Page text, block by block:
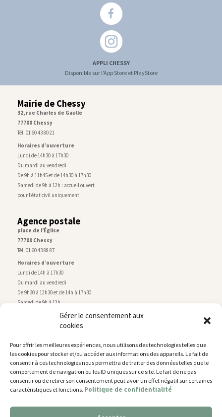
Gérer le consentement aux
cookies
Pour offrir les meilleures expériences, nous utilisons des technologies telles que
les cookies pour stocker et/ou accéder aux informations des appareils. Le fait de
consentir à ces technologies nous permettra de traiter des données telles que le
comportement de navigation ou les ID uniques sur ce site. Le fait de ne pas
consentir ou de retirer son consentement peut avoir un effet négatif sur certaines
caractéristiques et fonctions. Politique de confidentialité
APPLI CHESSY
Disponible sur l'App Store et PlayStore
Mairie de Chessy
32, rue Charles de Gaulle
77700 Chessy
Tél. 01 60 43 80 21
Horaires d’ouverture
Lundi de 14h30 à 17h30
Du mardi au vendredi
De 9h à 11h45 et de 14h30 à 17h30
Samedi de 9h à 12h : accueil ouvert
pour l’état civil uniquement
Agence postale
place de l’Église
77700 Chessy
Tél. 01 60 43 88 87
Horaires d’ouverture
Lundi de 14h à 17h30
Du mardi au vendredi
De 9h30 à 12h30 et de 14h à 17h30
Samedi de 9h à 12h
Service technique
rue de Montry–77700 Chessy
Tél. 01 60 43 52 63
Horaires d’ouverture
Lundi, mardi et jeudi
De 9h à 11h45 et de 14h30 à 17h30